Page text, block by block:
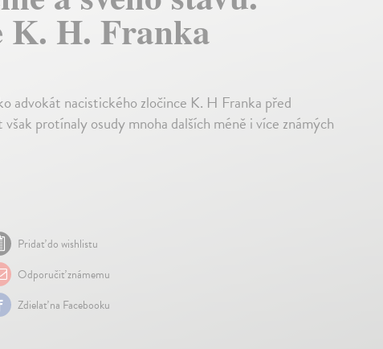
K. H. Franka
advokát nacistického zločince K. H Franka před
protínaly osudy mnoha dalších méně i více známých
Pridať do wishlistu
Odporučiť známemu
Zdielať na Facebooku